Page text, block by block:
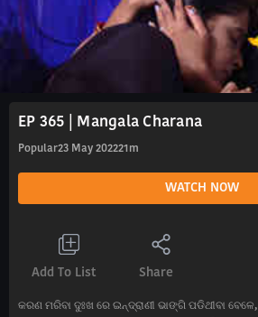
EP 365 | Mangala Charana
Popular23 May 202221m
WATCH NOW
Add To List Share
କରଣ ମରିବା ଦୁଃଖ ରେ ଇନ୍ଦ୍ରାଣୀ ଭାଙ୍ଗି ପଡିଥୀବା